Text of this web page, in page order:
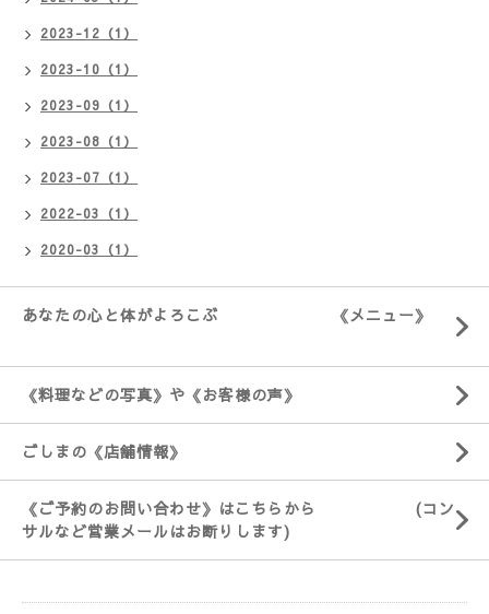
2023-12（1）
2023-10（1）
2023-09（1）
2023-08（1）
2023-07（1）
2022-03（1）
2020-03（1）
あなたの心と体がよろこぶ 《メニュー》
《料理などの写真》や《お客様の声》
ごしまの《店舗情報》
《ご予約のお問い合わせ》はこちらから (コン
サルなど営業メールはお断りします)